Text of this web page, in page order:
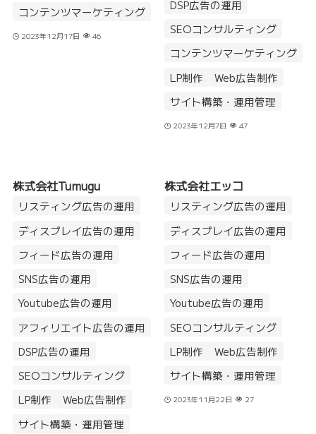
コンテンツマーケティング
2023年12月17日 46
DSP広告の運用
SEOコンサルティング
コンテンツマーケティング
LP制作
Web広告制作
サイト構築・運用管理
2023年12月7日 47
株式会社Tumugu
リスティング広告の運用
ディスプレイ広告の運用
フィード広告の運用
SNS広告の運用
Youtube広告の運用
アフィリエイト広告の運用
DSP広告の運用
SEOコンサルティング
LP制作
Web広告制作
サイト構築・運用管理
株式会社エッコ
リスティング広告の運用
ディスプレイ広告の運用
フィード広告の運用
SNS広告の運用
Youtube広告の運用
SEOコンサルティング
LP制作
Web広告制作
サイト構築・運用管理
2023年11月22日 27